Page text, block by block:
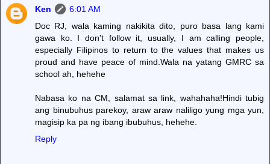
Ken
6:01 AM
Doc RJ, wala kaming nakikita dito, puro basa lang kami
gawa ko. I don't follow it, usually, I am calling people,
especially Filipinos to return to the values that makes us
proud and have peace of mind.Wala na yatang GMRC sa
school ah, hehehe
Nabasa ko na CM, salamat sa link, wahahaha!Hindi tubig
ang binubuhus parekoy, araw araw naliligo yung mga yun,
magisip ka pa ng ibang ibubuhus, hehehe.
Reply